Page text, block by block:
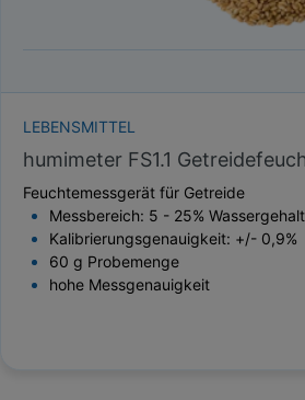
LEBENSMITTEL
humimeter FS1.1
Feuchtemessgerät für Getreide
Messbereich: 5 - 25% Wassergehalt
Kalibrierungsgenauigkeit: +/- 0,9%
60 g Probemenge
hohe Messgenauigkeit